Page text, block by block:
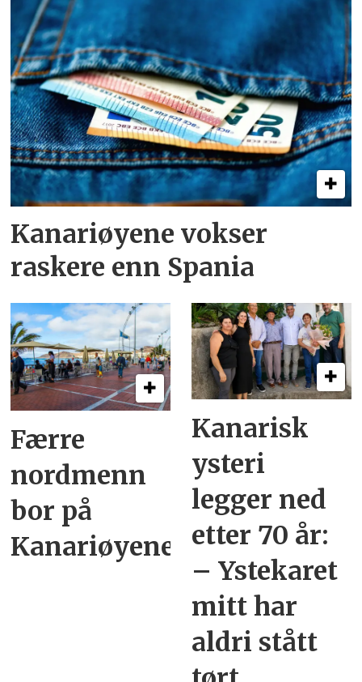
Kanariøyene vokser
raskere enn Spania
Færre
nordmenn
bor på
Kanariøyene
Kanarisk
ysteri
legger ned
etter 70 år:
– Ystekaret
mitt har
aldri stått